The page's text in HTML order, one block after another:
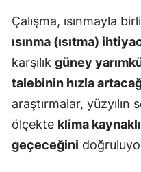
Çalışma, ısınmayla
ısınma (ısıtma)
karşılık güney
talebinin hızla
araştırmalar,
ölçekte klima
geçeceğini